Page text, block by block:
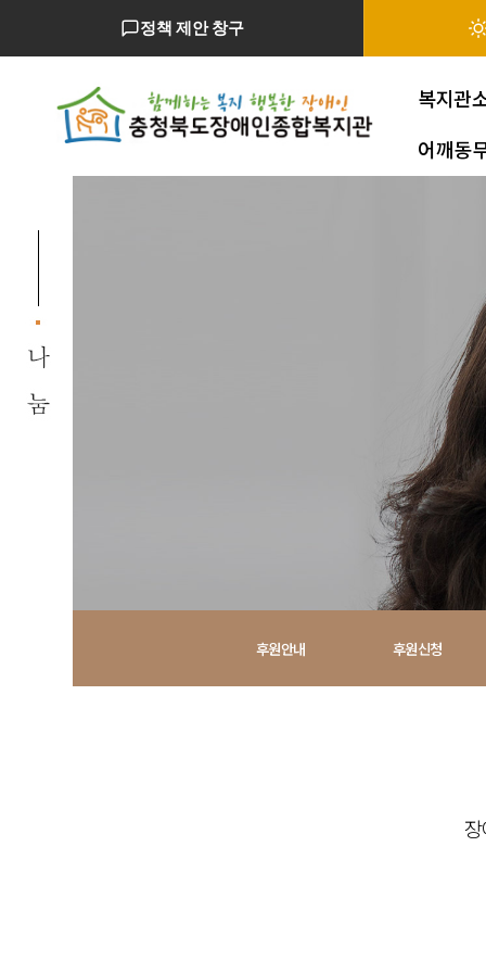
정책 제안 창구
복지관
어깨동
소중한사
늘 처음의 마음으로 장애인 재
복지증진을 위해
후원안내 후원신청